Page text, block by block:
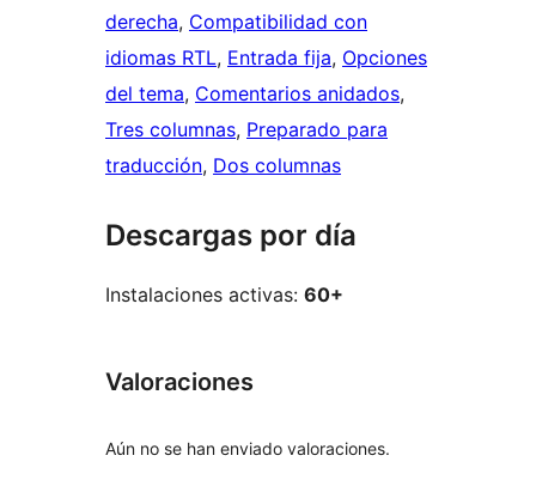
derecha, Compatibilidad con
idiomas RTL, Entrada fija, Opciones
del tema, Comentarios anidados
Tres columnas, Preparado para
traducción, Dos columnas
Descargas por día
Instalaciones activas: 60+
Valoraciones
Aún no se han enviado valoraciones.